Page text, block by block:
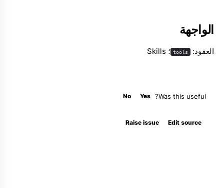
الواجهة
العقود: tools ؛ Skills
Was this useful?
Yes
No
Edit source
Raise issue